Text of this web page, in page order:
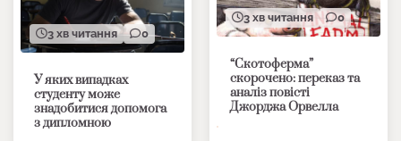
3 хв читання 0
У яких випадках
студенту може
знадобитися допомога
з дипломною
3 хв читання 0
“Скотоферма”
скорочено: переказ та
аналіз повісті
Джорджа Орвелла